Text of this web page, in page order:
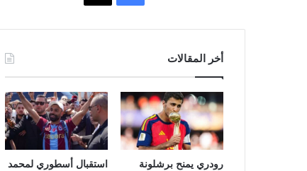
ب
و
ك
أخر المقالات
رودري يمنح برشلونة
استقبال أسطوري لمحمد